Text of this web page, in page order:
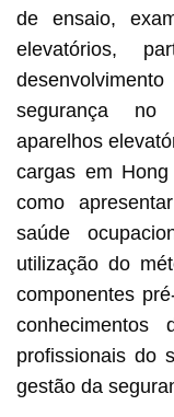
de ensaio,
elevatórios,
segurança no
aparelhos
cargas em
como
saúde
utilização do
componentes
profissionais do
gestão da